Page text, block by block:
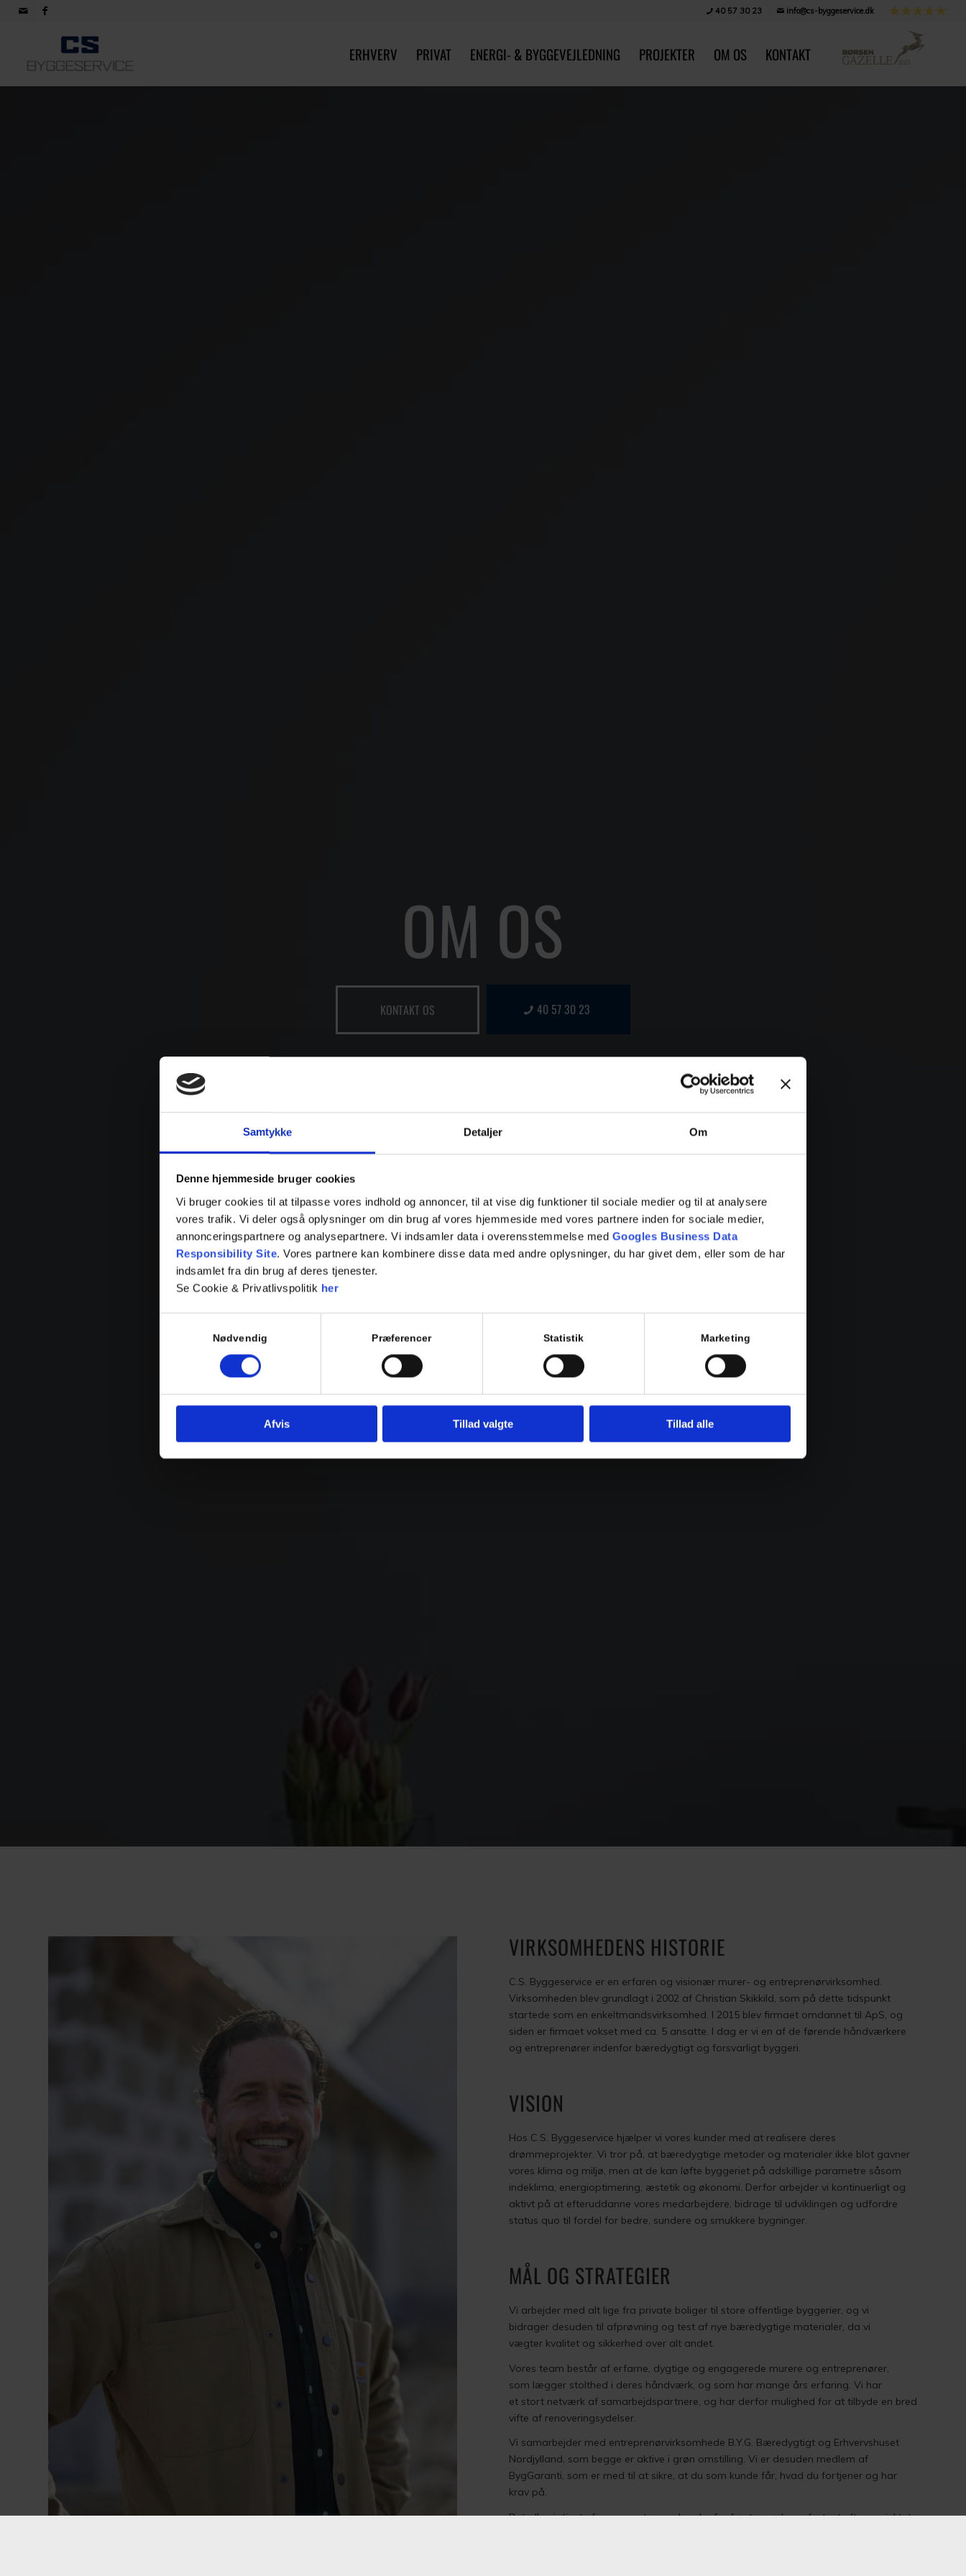
Samtykke Detaljer Om
Denne hjemmeside bruger cookies
Vi bruger cookies til at tilpasse vores indhold og annoncer, til at vise dig funktioner til sociale medier og til at analysere
vores trafik. Vi deler også oplysninger om din brug af vores hjemmeside med vores partnere inden for sociale medier,
annonceringspartnere og analysepartnere. Vi indsamler data i overensstemmelse med Googles Business Data
Responsibility Site. Vores partnere kan kombinere disse data med andre oplysninger, du har givet dem, eller som de har
indsamlet fra din brug af deres tjenester.
Se Cookie & Privatlivspolitik her
Nødvendig Præferencer Statistik Marketing
Afvis Tillad valgte Tillad alle
40 57 30 23 info@cs-byggeservice.dk
ERHVERV PRIVAT ENERGI- & BYGGEVEJLEDNING PROJEKTER OM OS KONTAKT
OM OS
KONTAKT OS 40 57 30 23
VIRKSOMHEDENS HISTORIE
C.S. Byggeservice er en erfaren og visionær murer- og entreprenørvirksomhed.
Virksomheden blev grundlagt i 2002 af Christian Skikkild, som på dette tidspunkt
startede som en enkeltmandsvirksomhed. I 2015 blev firmaet omdannet til ApS, og
siden er firmaet vokset med ca. 5 ansatte. I dag er vi en af de førende håndværkere
og entreprenører indenfor bæredygtigt og forsvarligt byggeri.
VISION
Hos C.S. Byggeservice hjælper vi vores kunder med at realisere deres
drømmeprojekter. Vi tror på, at bæredygtige metoder og materialer ikke blot gavner
vores klima og miljø, men at de kan løfte byggeriet på adskillige parametre såsom
indeklima, energioptimering, æstetik og økonomi. Derfor arbejder vi kontinuerligt og
aktivt på at efteruddanne vores medarbejdere, bidrage til udviklingen og udfordre
status quo til fordel for bedre, sundere og smukkere bygninger.
MÅL OG STRATEGIER
Vi arbejder med alt lige fra private boliger til store offentlige byggerier, og vi
bidrager desuden til afprøvning og test af nye bæredygtige materialer, da vi
vægter kvalitet og sikkerhed over alt andet.
Vores team består af erfarne, dygtige og engagerede murere og entreprenører,
som lægger stolthed i deres håndværk, og som har mange års erfaring. Vi har
et stort netværk af samarbejdspartnere, og har derfor mulighed for at tilbyde en bred
vifte af renoveringsydelser.
Vi samarbejder med entreprenørvirksomhede B.Y.G. Bæredygtigt og Erhvervshuset
Nordjylland, som begge er aktive i grøn omstilling. Vi er desuden medlem af
BygGaranti, som er med til at sikre, at du som kunde får, hvad du fortjener og har
krav på.
Det allervigtigste for os er, at vores kunder fra første møde og fortsat efter projektets